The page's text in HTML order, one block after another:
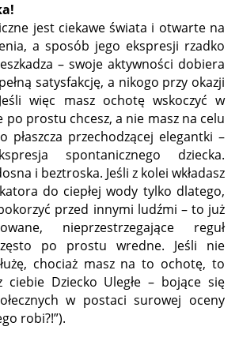
jest ciekawe świata i otwarte na
a sposób jego ekspresji rzadko
– swoje aktywności dobiera
satysfakcję, a nikogo przy okazji
więc masz ochotę wskoczyć w
po prostu chcesz, a nie masz na celu
płaszcza przechodzącej elegantki –
spontanicznego dziecka.
i beztroska. Jeśli z kolei wkładasz
do ciepłej wody tylko dlatego,
przed innymi ludźmi – to już
nieprzestrzegające reguł
po prostu wredne. Jeśli nie
chociaż masz na to ochotę, to
ciebie Dziecko Uległe – bojące się
w postaci surowej oceny
robi?!”).